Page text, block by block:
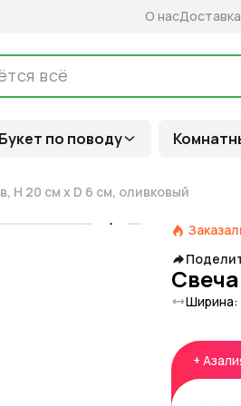
Букет по поводу
О насДоставка
H 20 см x D 6 см, оливковый
Ширина:
+